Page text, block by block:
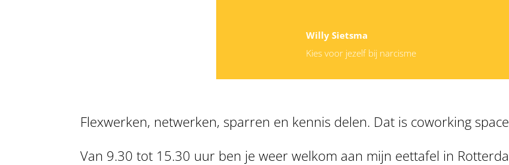
Willy Sietsma
Kies voor jezelf bij narcisme
Flexwerken, netwerken, sparren en kennis delen. Dat is coworking
Van 9.30 tot 15.30 uur ben je weer welkom aan mijn eettafel in